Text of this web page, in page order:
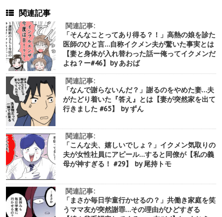
関連記事
関連記事:
「そんなことってあり得る？！」高熱の娘を診た
医師のひと言…自称イクメン夫が驚いた事実とは
【妻と身体が入れ替わった話ー俺ってイクメンだ
よね？ー#46】by あおば
関連記事:
「なんで謝らないんだ？」謝るのをやめた妻…夫
がたどり着いた『答え』とは【妻が突然家を出て
行きました #65】 by ずん
関連記事:
「こんな夫、嬉しいでしょ？」イクメン気取りの
夫が女性社員にアピール…すると同僚が【私の義
母が神すぎる！ #29】 by 尾持トモ
関連記事:
「まさか毎日学童行かせるの？」共働き家庭を笑
うママ友が突然謝罪…その理由がひどすぎる